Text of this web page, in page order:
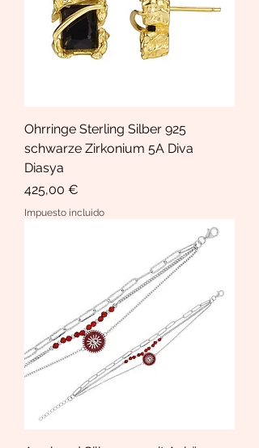
Ohrringe Sterling Silber 925
schwarze Zirkonium 5A Diva
Diasya
Precio
425,00 €
Impuesto incluido